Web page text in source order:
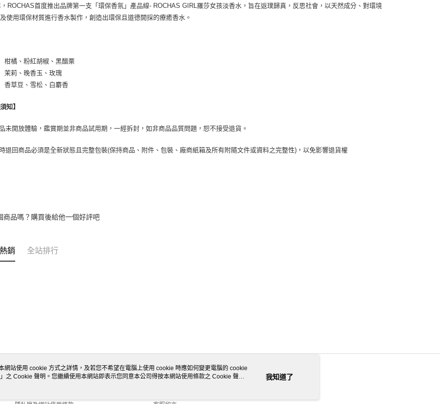
ROCHAS首度推出品牌第一支「環保香氛」產品線- ROCHAS GIRL羅莎女孩淡香水，旨在返璞歸真，反思社會，以天然成分、對環境
使用環保材質進行香水製作，創造出環保且道德開採的療癒香水。
柑橘、粉紅胡椒、黑醋栗
茉莉、晚香玉、玫瑰
香草豆、雪松、白麝香
知】
未開放體驗，鑑賞期並非商品試用期，一經拆封，如非商品品質問題，恕不接受退貨。
退回商品必須是全新狀態且完整包裝(保持商品、附件、包裝、廠商紙箱及所有附隨文件或資料之完整性)，以免影響退貨權
商品嗎？購買後給他一個好評吧
銷 全站排行
關於我們 客服資訊
網站使用 cookie 方式之詳情，及若您不希望在電腦上使用 cookie 時應如何變更電腦的 cookie
」之 Cookie 聲明。您繼續使用本網站即表示您同意本公司得按本網站使用條款之 Cookie 聲明
我知道了